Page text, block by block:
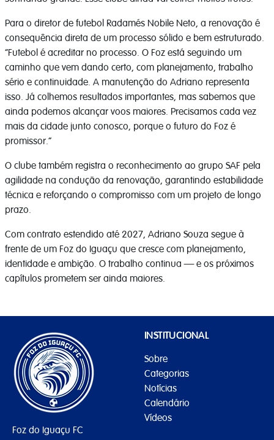
Para o diretor de futebol Radamés Nobile Neto, a renovação é
consequência direta de um processo sólido e bem estruturado.
“Futebol é acreditar no processo. O Foz está seguindo um
caminho que vem dando certo, com planejamento, trabalho
sério e continuidade. A manutenção do Adriano representa
isso. Já colhemos resultados importantes, mas sabemos que
ainda podemos alcançar voos maiores. Precisamos cada vez
mais da cidade junto conosco, porque o futuro do Foz é
promissor.”
O clube também registra o reconhecimento ao grupo SAF pela
agilidade na condução da renovação, garantindo estabilidade
técnica e reforçando o compromisso com um projeto de longo
prazo.
Com contrato estendido até 2027, Adriano Souza segue à
frente de um Foz do Iguaçu que cresce com planejamento,
identidade e ambição. O trabalho continua — e os próximos
capítulos prometem ser ainda maiores.
Foz do Iguaçu FC
INSTITUCIONAL
Sobre
Categorias
Notícias
Calendário
Vídeos